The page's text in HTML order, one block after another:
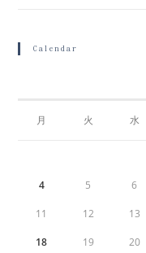
Calendar
月 火 水
4 5 6
11 12 13
18 19 20